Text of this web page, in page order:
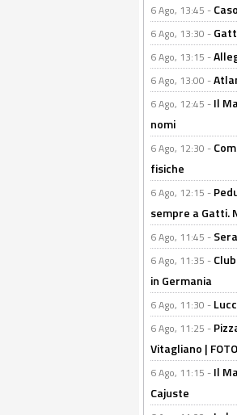
6 Ago, 13:45 -
6 Ago, 13:30 -
6 Ago, 13:15 -
6 Ago, 13:00 -
6 Ago, 12:45 - Il
nomi
6 Ago, 12:30 -
fisiche
6 Ago, 12:15 -
sempre a Gatti.
6 Ago, 11:45 -
6 Ago, 11:35 -
in Germania
6 Ago, 11:30 -
6 Ago, 11:25 -
Vitagliano | FOTO
6 Ago, 11:15 - Il
Cajuste